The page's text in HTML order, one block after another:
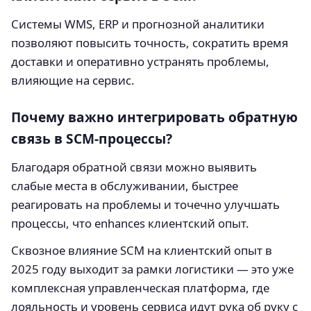
Системы WMS, ERP и прогнозной аналитики
позволяют повысить точность, сократить время
доставки и оперативно устранять проблемы,
влияющие на сервис.
Почему важно интегрировать обратную
связь в SCM-процессы?
Благодаря обратной связи можно выявить
слабые места в обслуживании, быстрее
реагировать на проблемы и точечно улучшать
процессы, что enhances клиентский опыт.
Сквозное влияние SCM на клиентский опыт в
2025 году выходит за рамки логистики — это уже
комплексная управленческая платформа, где
лояльность и уровень сервиса идут рука об руку с